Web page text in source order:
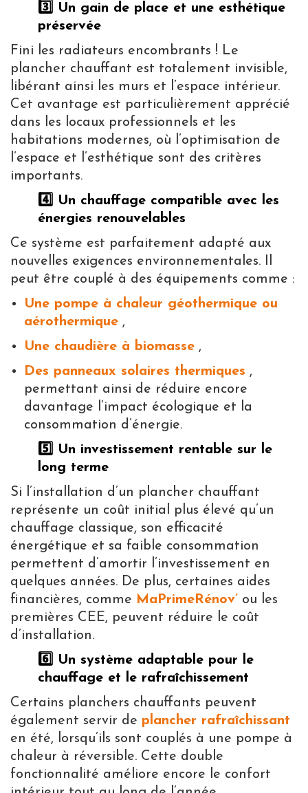
3️⃣ Un gain de place et une esthétique
préservée
Fini les radiateurs encombrants ! Le
plancher chauffant est totalement invisible,
libérant ainsi les murs et l’espace intérieur.
Cet avantage est particulièrement apprécié
dans les locaux professionnels et les
habitations modernes, où l’optimisation de
l’espace et l’esthétique sont des critères
importants.
4️⃣ Un chauffage compatible avec les
énergies renouvelables
Ce système est parfaitement adapté aux
nouvelles exigences environnementales. Il
peut être couplé à des équipements comme :
Une pompe à chaleur géothermique ou
aérothermique ,
Une chaudière à biomasse ,
Des panneaux solaires thermiques ,
permettant ainsi de réduire encore
davantage l’impact écologique et la
consommation d’énergie.
5️⃣ Un investissement rentable sur le
long terme
Si l’installation d’un plancher chauffant
représente un coût initial plus élevé qu’un
chauffage classique, son efficacité
énergétique et sa faible consommation
permettent d’amortir l’investissement en
quelques années. De plus, certaines aides
financières, comme MaPrimeRénov’ ou les
premières CEE, peuvent réduire le coût
d’installation.
6️⃣ Un système adaptable pour le
chauffage et le rafraîchissement
Certains planchers chauffants peuvent
également servir de plancher rafraîchissant
en été, lorsqu’ils sont couplés à une pompe à
chaleur à réversible. Cette double
fonctionnalité améliore encore le confort